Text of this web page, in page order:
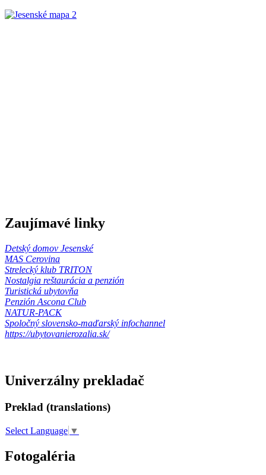
Zaujímavé linky
Detský domov Jesenské
MAS Cerovina
Strelecký klub TRITON
Nostalgia reštaurácia a penzión
Turistická ubytovňa
Penzión Ascona Club
NATUR-PACK
Spoločný slovensko-maďarský infochannel
https://ubytovanierozalia.sk/
Univerzálny prekladač
Preklad (translations)
Select Language ▼
Fotogaléria